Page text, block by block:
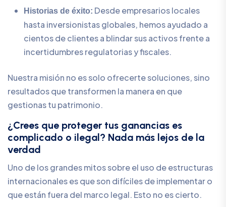
Historias de éxito: Desde empresarios locales
hasta inversionistas globales, hemos ayudado a
cientos de clientes a blindar sus activos frente a
incertidumbres regulatorias y fiscales.
Nuestra misión no es solo ofrecerte soluciones, sino
resultados que transformen la manera en que
gestionas tu patrimonio.
¿Crees que proteger tus ganancias es
complicado o ilegal? Nada más lejos de la
verdad
Uno de los grandes mitos sobre el uso de estructuras
internacionales es que son difíciles de implementar o
que están fuera del marco legal. Esto no es cierto.